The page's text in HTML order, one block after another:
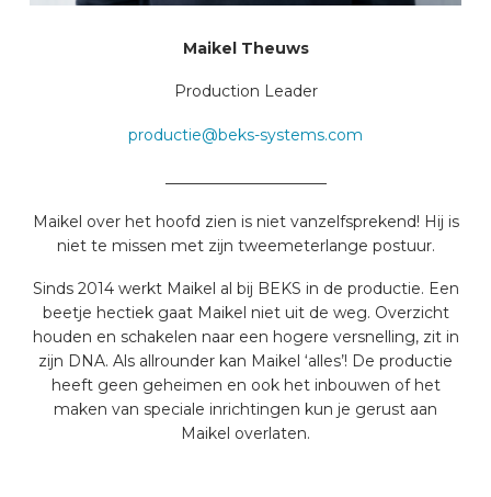
Maikel Theuws
Production Leader
productie@beks-systems.com
Maikel over het hoofd zien is niet vanzelfsprekend! Hij is
niet te missen met zijn tweemeterlange postuur.
Sinds 2014 werkt Maikel al bij BEKS in de productie. Een
beetje hectiek gaat Maikel niet uit de weg. Overzicht
houden en schakelen naar een hogere versnelling, zit in
zijn DNA. Als allrounder kan Maikel ‘alles’! De productie
heeft geen geheimen en ook het inbouwen of het
maken van speciale inrichtingen kun je gerust aan
Maikel overlaten.